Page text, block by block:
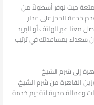
حيث نوفر أسطولاً من
خدمة الحجز على مدار
معنا عبر الهاتف أو البريد
سعداء بمساعدتك في ترتيب
إلى شرم الشيخ
القاهرة من شرم الشيخ،
وعمالة مدربة لتقديم خدمة